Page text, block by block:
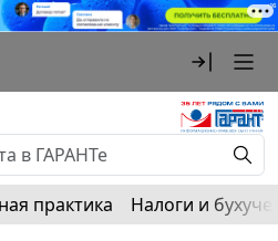
практика Налоги и